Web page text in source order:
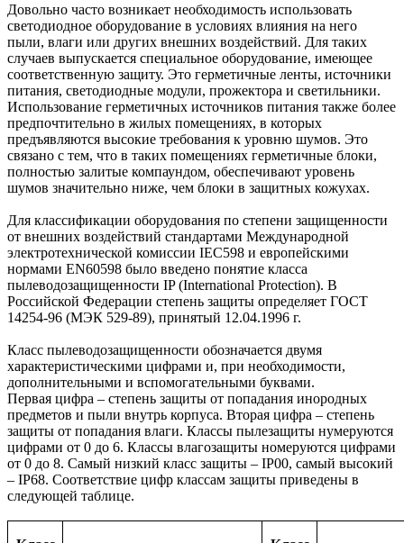
Довольно часто возникает необходимость использовать
светодиодное оборудование в условиях влияния на него
пыли, влаги или других внешних воздействий. Для таких
случаев выпускается специальное оборудование, имеющее
соответственную защиту. Это герметичные ленты, источники
питания, светодиодные модули, прожектора и светильники.
Использование герметичных источников питания также более
предпочтительно в жилых помещениях, в которых
предъявляются высокие требования к уровню шумов. Это
связано с тем, что в таких помещениях герметичные блоки,
полностью залитые компаундом, обеспечивают уровень
шумов значительно ниже, чем блоки в защитных кожухах.
Для классификации оборудования по степени защищенности
от внешних воздействий стандартами Международной
электротехнической комиссии IEC598 и европейскими
нормами EN60598 было введено понятие класса
пылеводозащищенности IP (International Protection). В
Российской Федерации степень защиты определяет ГОСТ
14254-96 (МЭК 529-89), принятый 12.04.1996 г.
Класс пылеводозащищенности обозначается двумя
характеристическими цифрами и, при необходимости,
дополнительными и вспомогательными буквами.
Первая цифра – степень защиты от попадания инородных
предметов и пыли внутрь корпуса. Вторая цифра – степень
защиты от попадания влаги. Классы пылезащиты нумеруются
цифрами от 0 до 6. Классы влагозащиты номеруются цифрами
от 0 до 8. Самый низкий класс защиты – IP00, самый высокий
– IP68. Соответствие цифр классам защиты приведены в
следующей таблице.